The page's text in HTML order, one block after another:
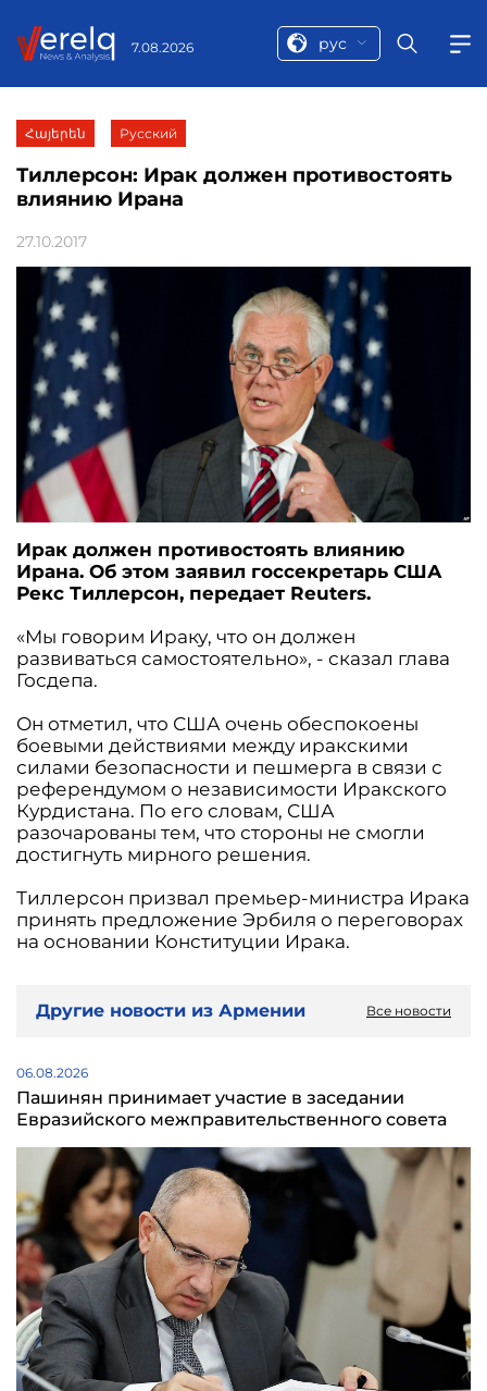
7.08.2026 рус
Հայերեն Русский
Тиллерсон: Ирак должен противостоять
влиянию Ирана
27.10.2017
Ирак должен противостоять влиянию
Ирана. Об этом заявил госсекретарь США
Рекс Тиллерсон, передает Reuters.
«Мы говорим Ираку, что он должен
развиваться самостоятельно», - сказал глава
Госдепа.
Он отметил, что США очень обеспокоены
боевыми действиями между иракскими
силами безопасности и пешмерга в связи с
референдумом о независимости Иракского
Курдистана. По его словам, США
разочарованы тем, что стороны не смогли
достигнуть мирного решения.
Тиллерсон призвал премьер-министра Ирака
принять предложение Эрбиля о переговорах
на основании Конституции Ирака.
Другие новости из Армении Все новости
06.08.2026
Пашинян принимает участие в заседании
Евразийского межправительственного совета